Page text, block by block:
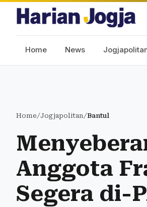
Home News
Home/Jogjapolitan/Bantul
Anggota
Segera di-